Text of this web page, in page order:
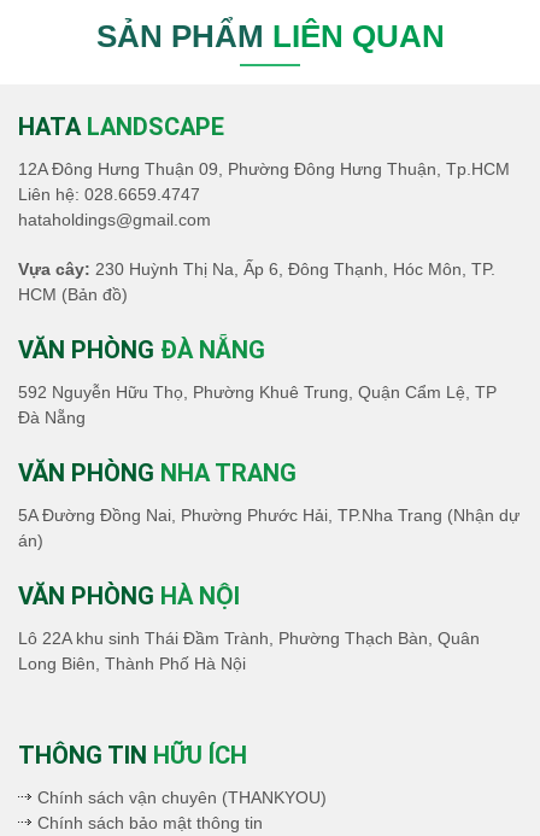
SẢN PHẨM LIÊN QUAN
HATA LANDSCAPE
12A Đông Hưng Thuận 09, Phường Đông Hưng Thuận, Tp.HCM
Liên hệ: 028.6659.4747
hataholdings@gmail.com
Vựa cây: 230 Huỳnh Thị Na, Ấp 6, Đông Thạnh, Hóc Môn, TP.
HCM (Bản đồ)
VĂN PHÒNG ĐÀ NẴNG
592 Nguyễn Hữu Thọ, Phường Khuê Trung, Quận Cẩm Lệ, TP
Đà Nẵng
VĂN PHÒNG NHA TRANG
5A Đường Đồng Nai, Phường Phước Hải, TP.Nha Trang (Nhận dự
án)
VĂN PHÒNG HÀ NỘI
Lô 22A khu sinh Thái Đầm Trành, Phường Thạch Bàn, Quân
Long Biên, Thành Phố Hà Nội
THÔNG TIN HỮU ÍCH
Chính sách vận chuyên (THANKYOU)
Chính sách bảo mật thông tin